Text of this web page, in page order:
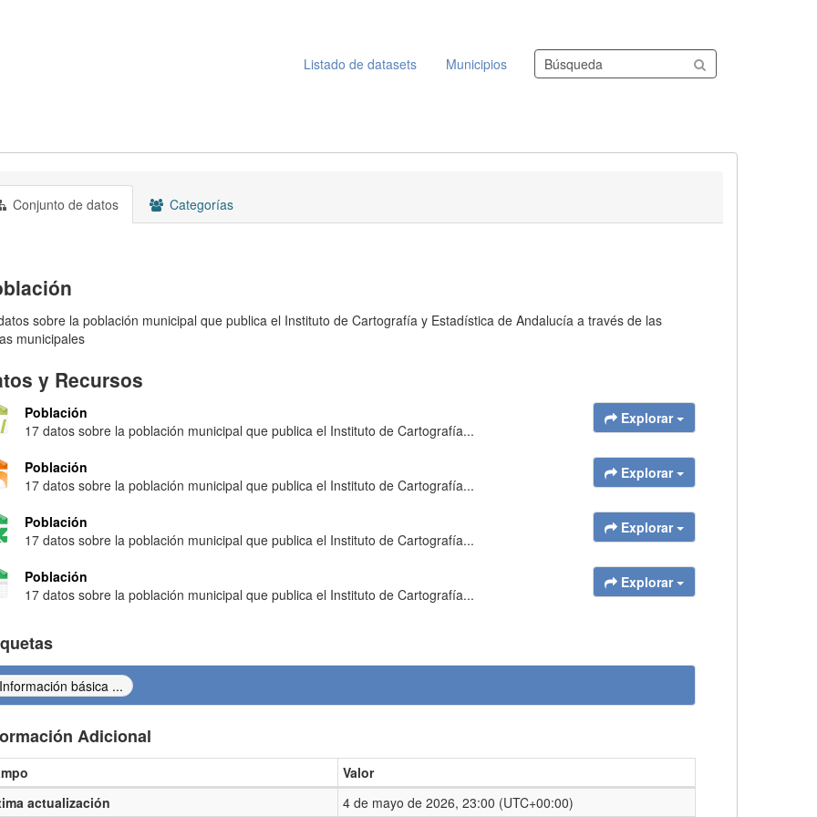
Listado de datasets
Municipios Buscar conjuntos de datos
Conjunto de datos Categorías
sobre la población municipal que publica el Instituto de Cartografía y Estadística de Andalucía a través de las
municipales
y Recursos
Población
17 datos sobre la población municipal que publica el Instituto de Cartografía...
Explorar
Población
17 datos sobre la población municipal que publica el Instituto de Cartografía...
Explorar
Población
17 datos sobre la población municipal que publica el Instituto de Cartografía...
Explorar
Población
17 datos sobre la población municipal que publica el Instituto de Cartografía...
Explorar
Información básica ...
Adicional
Adicional
Valor
actualización
4 de mayo de 2026, 23:00 (UTC+00:00)